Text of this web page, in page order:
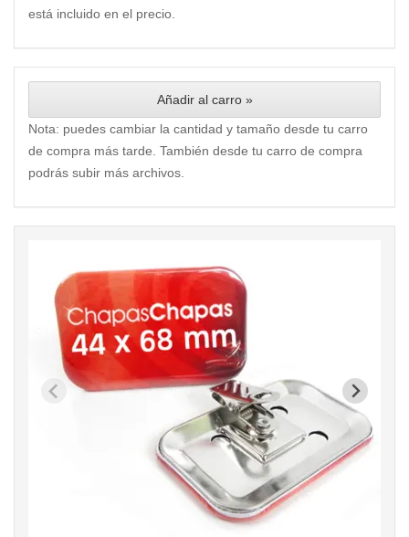
está incluido en el precio.
Añadir al carro »
Nota: puedes cambiar la cantidad y tamaño desde tu carro
de compra más tarde. También desde tu carro de compra
podrás subir más archivos.